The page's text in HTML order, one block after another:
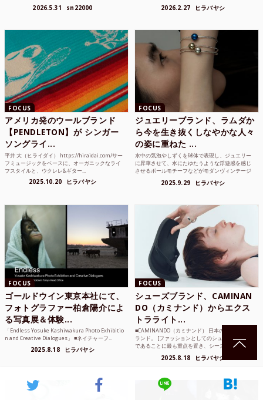
2026.5.31 sn22000 2026.2.27 ヒラバヤシ
FOCUS
アメリカ発のウールブランド
【PENDLETON】が シンガー
ソングライ...
平井 大（ヒライダイ） https://hiraidai.com/サー
フミュージックをベースに、オーガニックなライ
フスタイルと、ウクレレ&ギター...
2025.10.20 ヒラバヤシ
FOCUS
ジュエリーブランド、ラムダか
ら今を生き抜くしなやかな人々
の姿に重ねた ...
水中の気泡やしずくを球体で表現し、ジュエリー
に昇華させて、水にたゆたうような浮遊感を感じ
させるボールモチーフなどがモダンヴィンテージ
2025.9.29 ヒラバヤシ
FOCUS
ゴールドウイン東京本社にて、
フォトグラファー柏倉陽介によ
る写真展＆体験...
「Endless Yosuke Kashiwakura Photo Exhibitio
n and Creative Dialogues」 ■ネイチャーフ...
2025.8.18 ヒラバヤシ
FOCUS
シューズブランド、CAMINAN
DO（カミナンド）からエクス
トラライト...
■CAMINANDO（カミナンド） 日本のシューズブ
ランド。 [ファッションとしてのシューデザイン]
であることに最も重点を置き、シーズンごとに高
2025.8.18 ヒラバヤシ